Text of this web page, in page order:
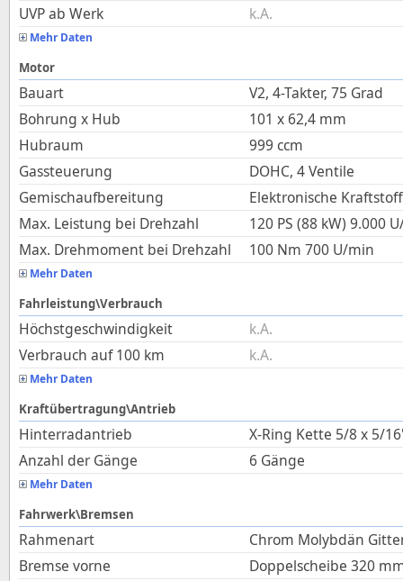
UVP ab Werk
k.A.
Mehr Daten
Motor
Bauart
V2, 4-Takter, 75 Grad
Bohrung x Hub
101 x 62,4 mm
Hubraum
999 ccm
Gassteuerung
DOHC, 4 Ventile
Gemischaufbereitung
Elektronische
Max. Leistung bei Drehzahl
120 PS (88 kW) 9.000
Max. Drehmoment bei Drehzahl
100 Nm 700 U/min
Mehr Daten
Fahrleistung\Verbrauch
Höchstgeschwindigkeit
k.A.
Verbrauch auf 100 km
k.A.
Mehr Daten
Kraftübertragung\Antrieb
Hinterradantrieb
X-Ring Kette 5/8 x 5/
Anzahl der Gänge
6 Gänge
Mehr Daten
Fahrwerk\Bremsen
Rahmenart
Chrom Molybdän
Bremse vorne
Doppelscheibe 320